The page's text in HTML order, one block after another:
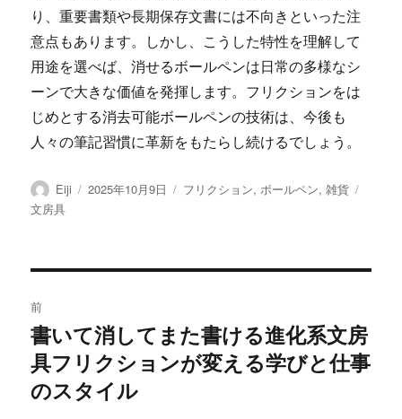
り、重要書類や長期保存文書には不向きといった注
意点もあります。しかし、こうした特性を理解して
用途を選べば、消せるボールペンは日常の多様なシ
ーンで大きな価値を発揮します。フリクションをは
じめとする消去可能ボールペンの技術は、今後も
人々の筆記習慣に革新をもたらし続けるでしょう。
投
稿
Eiji
投
2025年10月9日
カ
フリクション,ボールペン,雑貨
文房具
稿
ナ
ビ
前
前
の
投
書いて消してまた書ける進化系文房
具フリクションが変える学びと仕事
のスタイル